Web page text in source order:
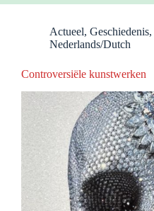
Actueel, Geschiedenis,
Nederlands/Dutch
Controversiële kunstwerken